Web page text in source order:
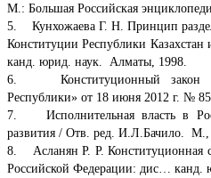
М.: Большая Российская
5. Кунхожаева Г. Н. Принцип
Конституции Республики
канд. юрид. наук. Алматы, 1998.
6. Конституционный закон «О
Республики» от 18 июня 2012 г. №
7. Исполнительная власть в
развития / Отв. ред. И.Л.Бачило. М.,
8. Асланян Р. Р. Конституционная
Российской Федерации: дис… канд.